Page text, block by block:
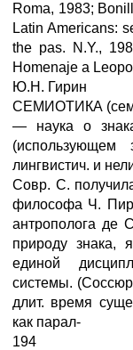
Roma, 1983;
Latin Americans:
the pas. N.Y.,
Homenaje a
Ю.Н. Гирин
СЕМИОТИКА
— наука о
лингвистич. и
Совр. С.
философа Ч.
антрополога де
природу знака,
единой
системы. (Соссюр
длит. время
как парал-
194